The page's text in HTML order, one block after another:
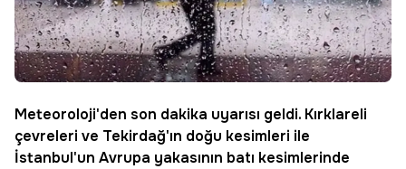
Meteoroloji'den son dakika uyarısı geldi. Kırklareli
çevreleri ve Tekirdağ'ın doğu kesimleri ile
İstanbul'un Avrupa yakasının batı kesimlerinde